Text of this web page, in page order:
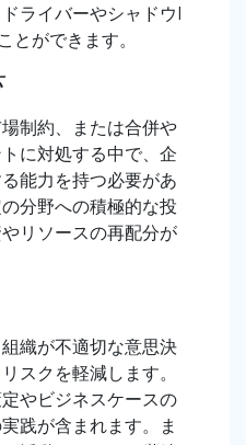
ライバーやシャドウI
とができます。
制約、または合併や
に対処する中で、企
能力を持つ必要があ
分野への積極的な投
リソースの再配分が
織が不適切な意思決
スクを軽減します。
やビジネスケースの
践が含まれます。ま